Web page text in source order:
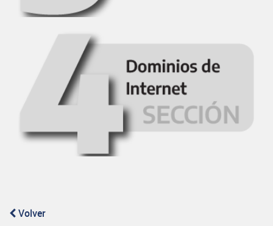
Volver